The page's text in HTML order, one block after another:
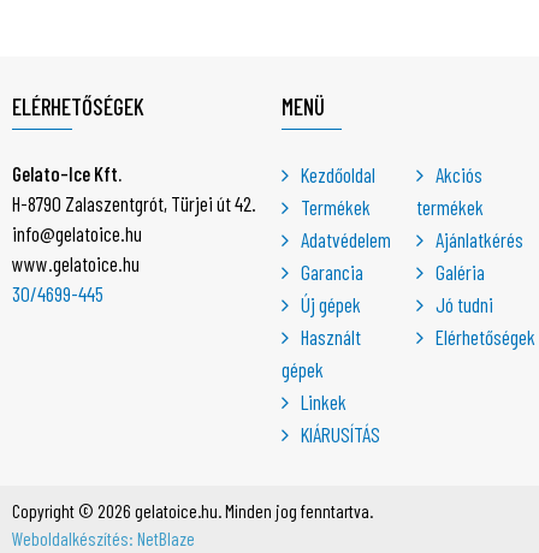
ELÉRHETŐSÉGEK
Gelato-Ice Kft.
H-8790 Zalaszentgrót, Türjei út 42.
info@gelatoice.hu
www.gelatoice.hu
30/4699-445
MENÜ
Kezdőoldal
Termékek
Adatvédelem
Garancia
Új gépek
Használt
gépek
Linkek
KIÁRUSÍTÁS
Akciós
termékek
Ajánlatkérés
Galéria
Jó tudni
Elérhetőségek
Copyright © 2026 gelatoice.hu. Minden jog fenntartva.
Weboldalkészítés: NetBlaze